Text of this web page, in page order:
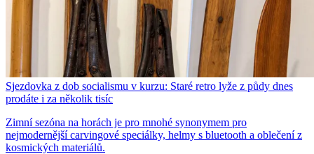
Sjezdovka z dob socialismu v kurzu: Staré retro lyže z půdy dnes
prodáte i za několik tisíc
Zimní sezóna na horách je pro mnohé synonymem pro
nejmodernější carvingové speciálky, helmy s bluetooth a oblečení z
kosmických materiálů.